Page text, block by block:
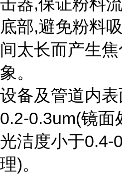
底部,避免粉料
间太长而产生
象。
设备及管道内
0.2-0.3um(镜面
光洁度小于0.4-
理)。